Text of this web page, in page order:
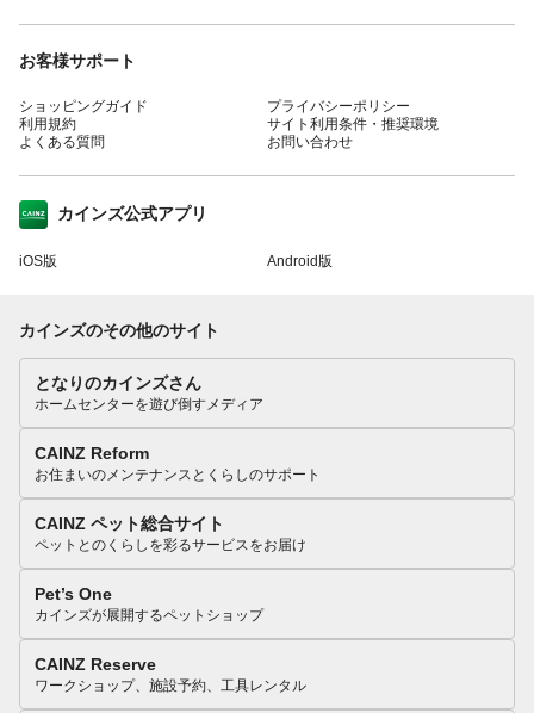
お客様サポート
ショッピングガイド
利用規約
よくある質問
プライバシーポリシー
サイト利用条件・推奨環境
お問い合わせ
カインズ公式アプリ
iOS版 Android版
カインズのその他のサイト
となりのカインズさん
ホームセンターを遊び倒すメディア
CAINZ Reform
お住まいのメンテナンスとくらしのサポート
CAINZ ペット総合サイト
ペットとのくらしを彩るサービスをお届け
Pet’s One
カインズが展開するペットショップ
CAINZ Reserve
ワークショップ、施設予約、工具レンタル